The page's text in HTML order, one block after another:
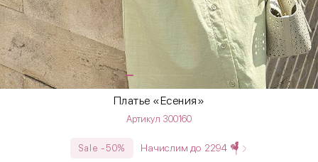
Платье «Есения»
Артикул 300160
Sale -50% Начислим до 2294